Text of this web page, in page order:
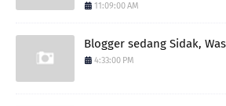
11:09:00 AM
Blogger sedang Sidak,
4:33:00 PM